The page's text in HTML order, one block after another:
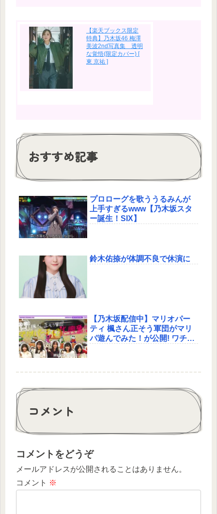
【楽天ブックス限定
特典】乃木坂46 梅澤
美波2nd写真集 透明
な覚悟(限定カバー) [
東 京祐 ]
おすすめ記事
プロローグを歌ううるみんが
上手すぎるwww【乃木坂スタ
ー誕生！SIX】
鈴木佑捺が体調不良で休演に
【乃木坂配信中】マリオパー
ティ 楓さん正そう軍団がマリ
パ遊んでみた！が公開! ワチャ
コメント
コメントをどうぞ
メールアドレスが公開されることはありません。
コメント ※